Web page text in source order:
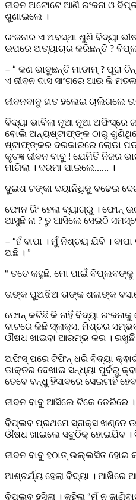
ଜୀବନ ଅଟୋଟେ ଆଣି ରଂଜନା ଓ
ଶୁଣାଇଲେ ।
ରଂଜନାର ଏ ଅବସ୍ଥା ଶୁଣି ବିଦ୍ୟା
ଉପରେ ଅତ୍ୟାଚାର କରିଛନ୍ତି ?
– “ କଣ ଭାବୁଛନ୍ତି ମାଡାମ୍‌ ? ପୂରା
ଏ ଜୀବନ ଦାସ ସାଂଗରେ ଆଉ କି
ଜୀବନବାବୁ ହାତ ହଲେଇ ଚାଲିଗଲେ
ବିଦ୍ୟା ଭାବିଲା ନୂଆ ନୂଆ ଅଫିସ୍‌ରେ
ବୋଲି ଅନ୍ୟଷ୍ଟାଫ୍‌ଙ୍କ ଠାରୁ ଶୁଣିଥିଲେ
ଷ୍ଟାଫ୍‌ଙ୍କର ଦରକାରରେ ଲୋଡା
କୃତଜ୍ଞ ଜୀବନ ବାବୁ ! ଯେମିତି ନିଜର
ମାଗିଲା । ଦରମା ପାଇଲେ…… ।
ଦୁଇଶ ଟଙ୍କା ଦୟାନିଧିକୁ ବଢେଇ ଦେଇ
ଫୋନ ରିଂ ହେଲା ବ୍ୟାଗ୍‌ରୁ । ଫୋନ୍‌
ଆସୁଛି ନା ? ତୁ ଆସିଲେ ସେଇଠି
– “ହଁ ବାପା । ମୁଁ ନିଶ୍ଚୟ ଯିବି ।
ଅଛି । ”
“ ତତେ କହୁଛି, ମୋ ପାଇଁ ବିପ୍ଲବଙ୍କୁ
ତାଙ୍କ ପୁଅଝିଅ ତାଙ୍କ ଶଳାଙ୍କ
ଫୋନ୍‌ କଟିଛି କି ନାହିଁ ବିଦ୍ୟା
ବାଟରେ କିଛି ସ୍ଲାକ୍ସ, ମିଶ୍ଚର
ଔଷଧ ଖାଇବା ଆରମ୍ଭ କର । ରଖୁଛି
ଅଫିସ୍‌ ପରେ ଟିଫିନ୍‌ ଧରି ବିଦ୍ୟା
ଡାକ୍ତର ଦେଖାଇ ସନ୍ଧ୍ୟା ପୁର୍ବରୁ
ତେବେ ବନ୍ଧୁ ହିସାବରେ ସେଇଟାହିଁ
ଜୀବନ ବାବୁ ଆସିଲେ ଟିକେ ଡେରିରେ
ବିପ୍ଲବ ପ୍ରଥମେ ସ୍ନାକ୍ସ ଖଣ୍ଡେ
ଔଷଧ ଖାଇଲେ ସବୁଠିକ୍‌ ହୋଇଯିବ ।
ଜୀବନ ବାବୁ ହଠାତ୍‌ ଉଲ୍ଲସିତ ହୋଇ
ଆଶ୍ଚର୍ଯ୍ୟ ହେଲା ବିଦ୍ୟା । ଆଖିରେ
ବିପ୍ଲବ ହସିଲା । କହିଲା “ମୁଁ ନ